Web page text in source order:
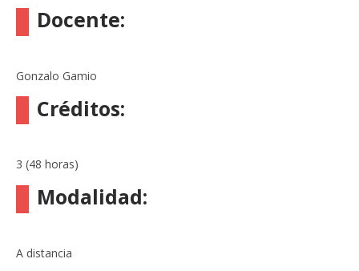
Docente:
Gonzalo Gamio
Créditos:
3 (48 horas)
Modalidad:
A distancia